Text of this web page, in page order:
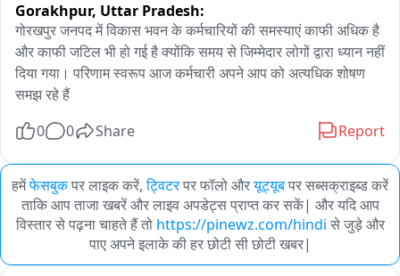
Gorakhpur, Uttar Pradesh:
गोरखपुर जनपद में विकास भवन के कर्मचारियों की समस्याएं काफी अधिक है
और काफी जटिल भी हो गई है क्योंकि समय से जिम्मेदार लोगों द्वारा ध्यान नहीं
दिया गया। परिणाम स्वरूप आज कर्मचारी अपने आप को अत्यधिक शोषण
समझ रहे हैं
0 0 Share Report
हमेंफेसबुकपर लाइक करें, ट्विटरपर फॉलो औरयूट्यूबपर सब्सक्राइब्ड करें
ताकि आप ताजा खबरें और लाइव अपडेट्स प्राप्त कर सकें| और यदि आप
विस्तार से पढ़ना चाहते हैं तो https://pinewz.com/hindi से जुड़े और
पाए अपने इलाके की हर छोटी सी छोटी खबर|